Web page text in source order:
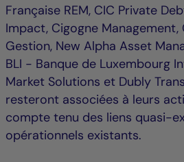
Française REM, CIC Private
Impact, Cigogne
Gestion, New Alpha Asset
BLI - Banque de Luxembourg
Market Solutions et Dubly
resteront associées à leurs
compte tenu des liens quasi-
opérationnels existants.